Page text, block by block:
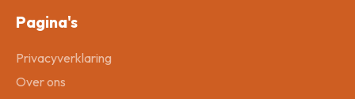
Pagina's
Privacyverklaring
Over ons